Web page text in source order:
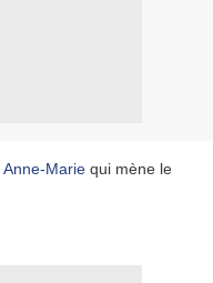
Anne-Marie qui mène le